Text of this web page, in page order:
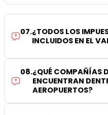
07.¿TODOS LOS
INCLUIDOS EN EL
08.¿QUÉ COMPAÑÍAS
ENCUENTRAN
AEROPUERTOS?